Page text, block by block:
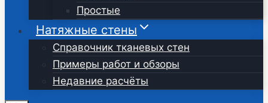
Простые
Натяжные стены
Справочник тканевых стен
Примеры работ и обзоры
Недавние расчёты